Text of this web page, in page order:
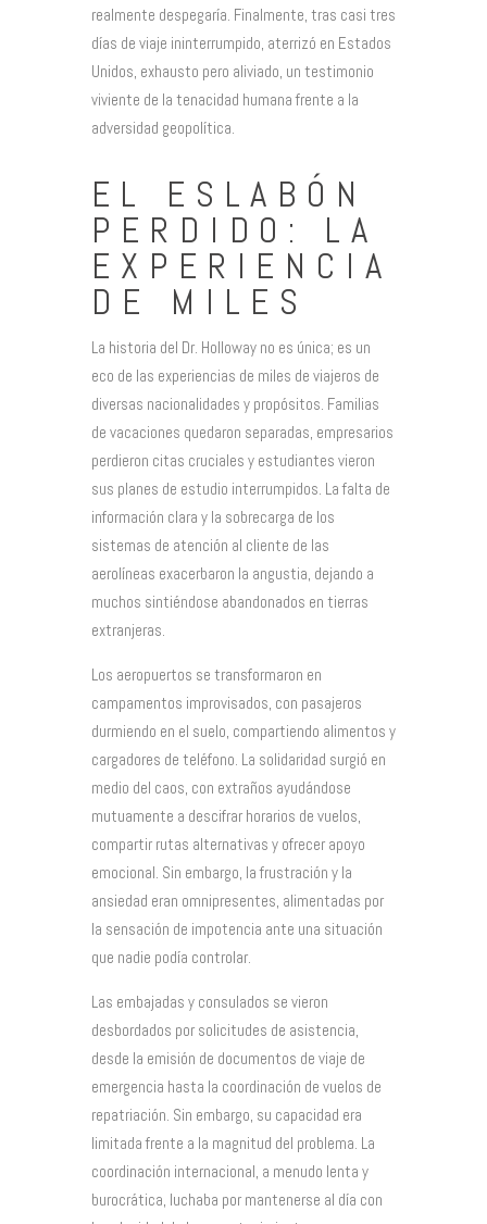
realmente despegaría. Finalmente, tras casi tres
días de viaje ininterrumpido, aterrizó en Estados
Unidos, exhausto pero aliviado, un testimonio
viviente de la tenacidad humana frente a la
adversidad geopolítica.
EL ESLABÓN
PERDIDO: LA
EXPERIENCIA
DE MILES
La historia del Dr. Holloway no es única; es un
eco de las experiencias de miles de viajeros de
diversas nacionalidades y propósitos. Familias
de vacaciones quedaron separadas, empresarios
perdieron citas cruciales y estudiantes vieron
sus planes de estudio interrumpidos. La falta de
información clara y la sobrecarga de los
sistemas de atención al cliente de las
aerolíneas exacerbaron la angustia, dejando a
muchos sintiéndose abandonados en tierras
extranjeras.
Los aeropuertos se transformaron en
campamentos improvisados, con pasajeros
durmiendo en el suelo, compartiendo alimentos y
cargadores de teléfono. La solidaridad surgió en
medio del caos, con extraños ayudándose
mutuamente a descifrar horarios de vuelos,
compartir rutas alternativas y ofrecer apoyo
emocional. Sin embargo, la frustración y la
ansiedad eran omnipresentes, alimentadas por
la sensación de impotencia ante una situación
que nadie podía controlar.
Las embajadas y consulados se vieron
desbordados por solicitudes de asistencia,
desde la emisión de documentos de viaje de
emergencia hasta la coordinación de vuelos de
repatriación. Sin embargo, su capacidad era
limitada frente a la magnitud del problema. La
coordinación internacional, a menudo lenta y
burocrática, luchaba por mantenerse al día con